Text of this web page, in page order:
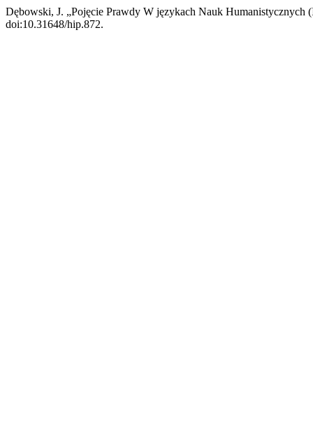
Dębowski, J. „Pojęcie Prawdy W językach Nauk Humanistycznych
doi:10.31648/hip.872.